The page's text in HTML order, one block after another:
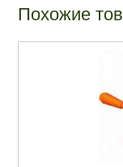
Похожие